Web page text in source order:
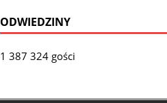
ODWIEDZINY
1 387 324 gości